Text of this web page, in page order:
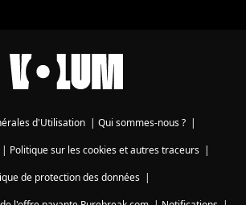
d'Utilisation Qui sommes-nous ?
Politique sur les cookies et autres traceurs|
de protection des données|